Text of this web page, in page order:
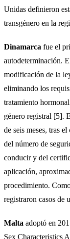
Unidas definieron
transgénero en la
Dinamarca fue el
autodeterminación.
modificación de la
eliminando los
tratamiento
género registral [5].
de seis meses, tras
del número de
conducir y del
aplicación,
procedimiento.
registraron casos de
Malta adoptó en
Sex Characteristics